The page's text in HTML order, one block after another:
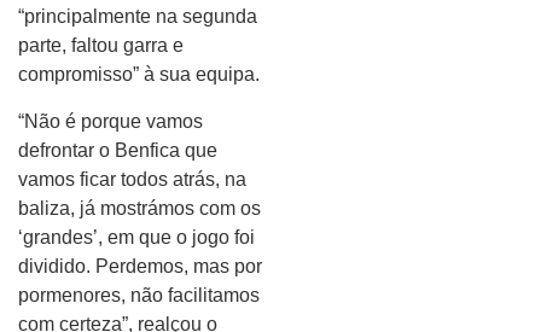
“principalmente na segunda
parte, faltou garra e
compromisso” à sua equipa.
“Não é porque vamos
defrontar o Benfica que
vamos ficar todos atrás, na
baliza, já mostrámos com os
‘grandes’, em que o jogo foi
dividido. Perdemos, mas por
pormenores, não facilitamos
com certeza”, realçou o